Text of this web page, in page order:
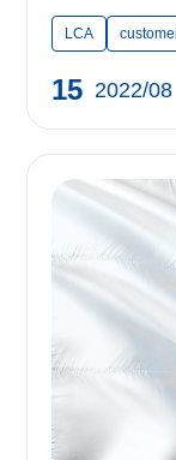
15 2022/08
敌。真是救
LCA